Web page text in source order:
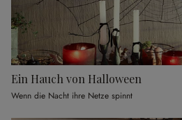
Ein Hauch von Halloween
Wenn die Nacht ihre Netze spinnt